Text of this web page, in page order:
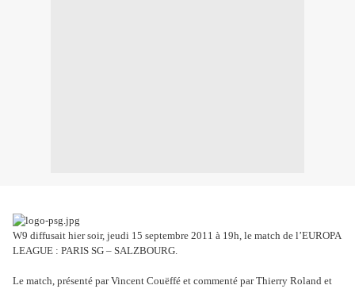
W9 diffusait hier soir, jeudi 15 septembre 2011 à 19h, le match de l’EUROPA
LEAGUE : PARIS SG – SALZBOURG.
Le match, présenté par Vincent Couëffé et commenté par Thierry Roland et